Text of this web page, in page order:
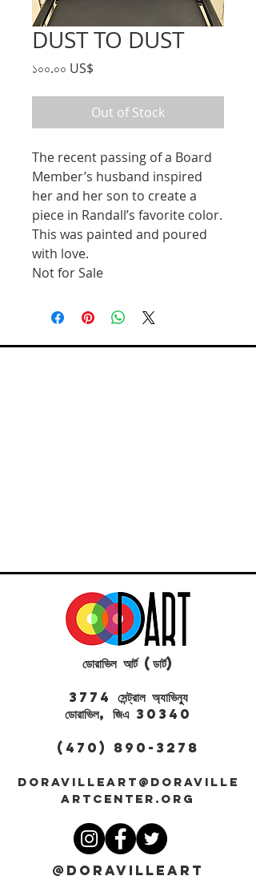
DUST TO DUST
১০০.০০ US$
Out of Stock
The recent passing of a Board
Member’s husband inspired
her and her son to create a
piece in Randall’s favorite color.
This was painted and poured
with love.
Not for Sale
ডোরাভিল আর্ট (ডার্ট)
3774 সেন্ট্রাল অ্যাভিন্যু
ডোরাভিল, জিএ 30340
(470) 890-3278
DORAVILLEART@DORAVILLE
ARTCENTER.ORG
@DORAVILLEART